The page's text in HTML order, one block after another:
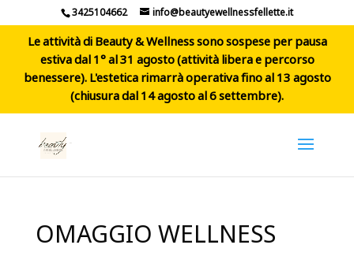
3425104662 info@beautyewellnessfellette.it
Le attività di Beauty & Wellness sono sospese per pausa
estiva dal 1° al 31 agosto (attività libera e percorso
benessere). L'estetica rimarrà operativa fino al 13 agosto
(chiusura dal 14 agosto al 6 settembre).
OMAGGIO WELLNESS